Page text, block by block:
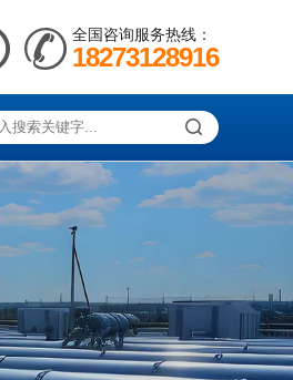
全国咨询服务热线：
18273128916